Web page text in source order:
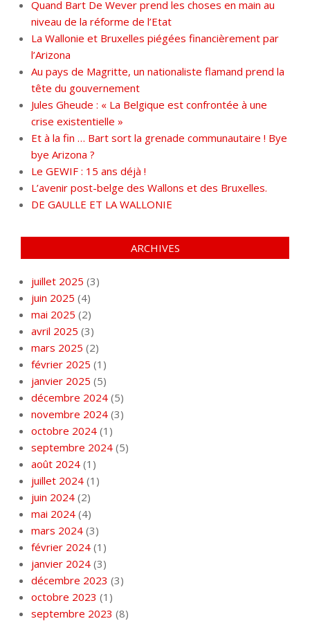
Quand Bart De Wever prend les choses en main au
niveau de la réforme de l’Etat
La Wallonie et Bruxelles piégées financièrement par
l’Arizona
Au pays de Magritte, un nationaliste flamand prend la
tête du gouvernement
Jules Gheude : « La Belgique est confrontée à une
crise existentielle »
Et à la fin … Bart sort la grenade communautaire ! Bye
bye Arizona ?
Le GEWIF : 15 ans déjà !
L’avenir post-belge des Wallons et des Bruxelles.
DE GAULLE ET LA WALLONIE
ARCHIVES
juillet 2025 (3)
juin 2025 (4)
mai 2025 (2)
avril 2025 (3)
mars 2025 (2)
février 2025 (1)
janvier 2025 (5)
décembre 2024 (5)
novembre 2024 (3)
octobre 2024 (1)
septembre 2024 (5)
août 2024 (1)
juillet 2024 (1)
juin 2024 (2)
mai 2024 (4)
mars 2024 (3)
février 2024 (1)
janvier 2024 (3)
décembre 2023 (3)
octobre 2023 (1)
septembre 2023 (8)